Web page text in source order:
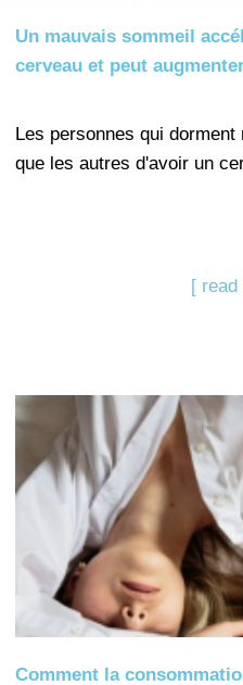
Un mauvais sommeil
cerveau et peut
Les personnes qui
que les autres d'avoir un
[ read
Comment la